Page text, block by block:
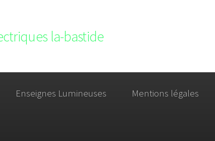
la-bastide
Enseignes Lumineuses Mentions légales